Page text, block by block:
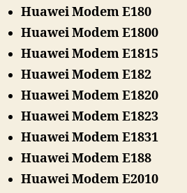
Huawei Modem E180
Huawei Modem E1800
Huawei Modem E1815
Huawei Modem E182
Huawei Modem E1820
Huawei Modem E1823
Huawei Modem E1831
Huawei Modem E188
Huawei Modem E2010